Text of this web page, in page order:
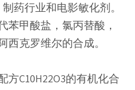
药行业和电影敏化剂。
苯甲酸盐，氯丙替酸，
克罗维尔的合成。
C10H22O3的有机化合